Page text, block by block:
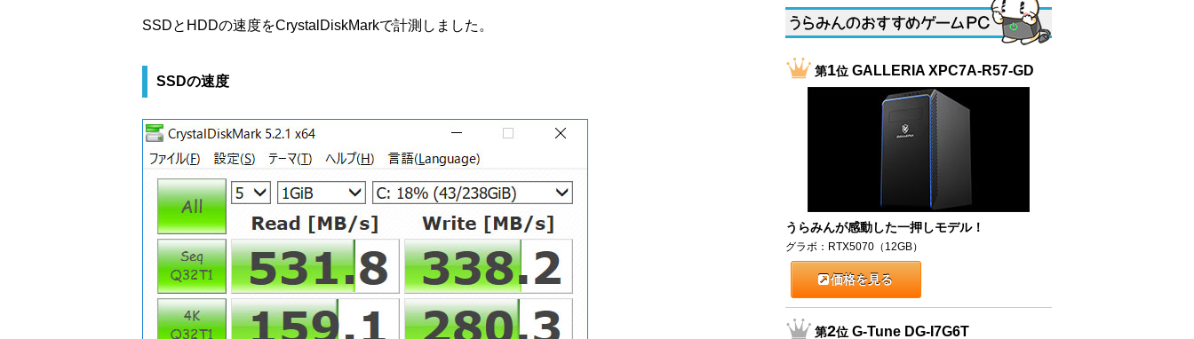
SSDとHDDの速度をCrystalDiskMarkで計測しました。
SSDの速度
第1位GALLERIA XPC7A-R57-GD
うらみんが感動した一押しモデル！
グラボ：RTX5070（12GB）
価格を見る
第2位G-Tune DG-I7G6T